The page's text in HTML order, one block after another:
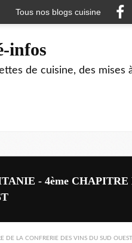
Tous nos blogs cuisine
infos
de cuisine, des mises
- 4ème CHAPITRE